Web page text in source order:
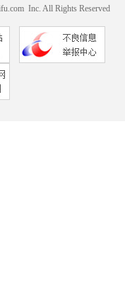
Inc. All Rights Reserved